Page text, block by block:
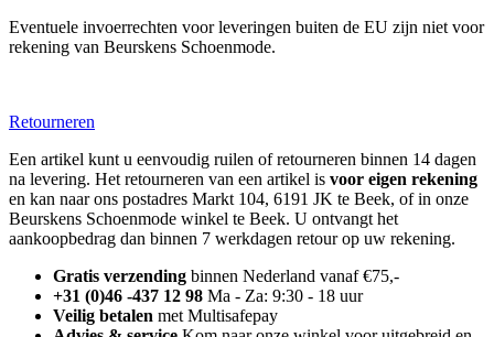
Eventuele invoerrechten voor leveringen buiten de EU zijn niet voor
rekening van Beurskens Schoenmode.
Retourneren
Een artikel kunt u eenvoudig ruilen of retourneren binnen 14 dagen
na levering. Het retourneren van een artikel is voor eigen rekening
en kan naar ons postadres Markt 104, 6191 JK te Beek, of in onze
Beurskens Schoenmode winkel te Beek. U ontvangt het
aankoopbedrag dan binnen 7 werkdagen retour op uw rekening.
Gratis verzending binnen Nederland vanaf €75,-
+31 (0)46 -437 12 98 Ma - Za: 9:30 - 18 uur
Veilig betalen met Multisafepay